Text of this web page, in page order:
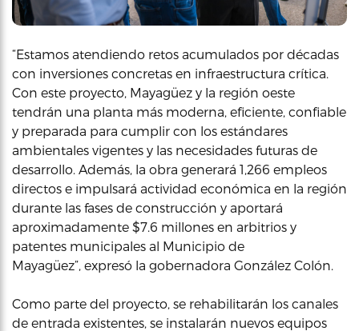
“Estamos atendiendo retos acumulados por décadas
con inversiones concretas en infraestructura crítica.
Con este proyecto, Mayagüez y la región oeste
tendrán una planta más moderna, eficiente, confiable
y preparada para cumplir con los estándares
ambientales vigentes y las necesidades futuras de
desarrollo. Además, la obra generará 1,266 empleos
directos e impulsará actividad económica en la región
durante las fases de construcción y aportará
aproximadamente $7.6 millones en arbitrios y
patentes municipales al Municipio de
Mayagüez”, expresó la gobernadora González Colón.
Como parte del proyecto, se rehabilitarán los canales
de entrada existentes, se instalarán nuevos equipos